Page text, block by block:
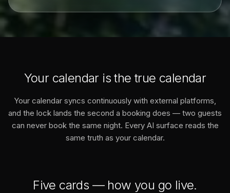
Your calendar is the true calendar
Your calendar syncs continuously with external platforms,
and the lock lands the second a booking does — two guests
can never book the same night. Every AI surface reads the
same truth as your calendar.
Five cards — how you go live.